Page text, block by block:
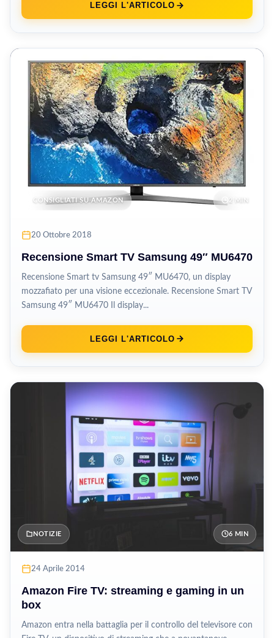
LEGGI L'ARTICOLO
CONSIGLIATI SU AMAZON 2 MIN
20 Ottobre 2018
Recensione Smart TV Samsung 49″ MU6470
Recensione Smart tv Samsung 49″ MU6470, un display
mozzafiato per una visione eccezionale. Recensione Smart TV
Samsung 49″ MU6470 Il display...
LEGGI L'ARTICOLO
NOTIZIE 6 MIN
24 Aprile 2014
Amazon Fire TV: streaming e gaming in un
box
Amazon entra nella battaglia per il controllo del televisore con